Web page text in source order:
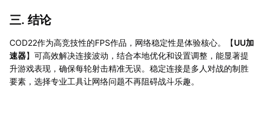
三. 结论
COD22作为高竞技性的FPS作品，网络稳定性是体验核心。【UU加
速器】可高效解决连接波动，结合本地优化和设置调整，能显著提
升游戏表现，确保每轮射击精准无误。稳定连接是多人对战的制胜
要素，选择专业工具让网络问题不再阻碍战斗乐趣。